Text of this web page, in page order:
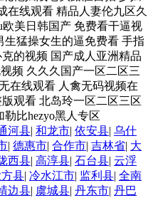
河县| 和龙市| 依安县| 乌什
| 德惠市| 合作市| 吉林省| 大
西县| 高淳县| 石台县| 云浮
县| 冷水江市| 监利县| 全南
边县| 虞城县| 丹东市| 丹巴